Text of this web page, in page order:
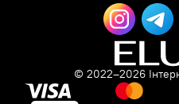
© 2022–2026